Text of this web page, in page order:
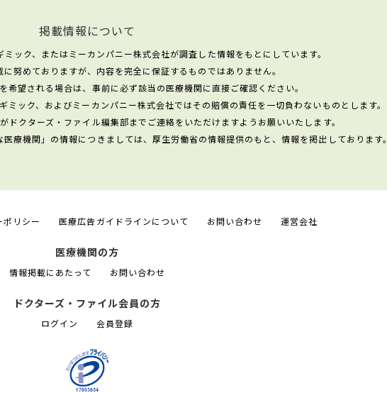
掲載情報について
ック、またはミーカンパニー株式会社が調査した情報をもとにしています。
努めておりますが、内容を完全に保証するものではありません。
希望される場合は、事前に必ず該当の医療機関に直接ご確認ください。
ック、およびミーカンパニー株式会社ではその賠償の責任を一切負わないものとします。
ドクターズ・ファイル編集部までご連絡をいただけますようお願いいたします。
療機関」の情報につきましては、厚生労働省の情報提供のもと、情報を掲出しております。
ポリシー 医療広告ガイドラインについて お問い合わせ 運営会社
医療機関の方
情報掲載にあたって お問い合わせ
ドクターズ・ファイル会員の方
ログイン 会員登録